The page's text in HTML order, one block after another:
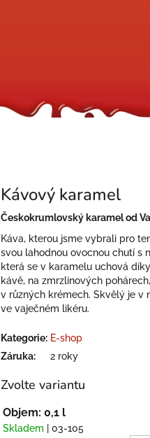
Kávový karamel
Českokrumlovský karamel od
Káva, kterou jsme vybrali pro
svou lahodnou ovocnou chutí s
která se v karamelu uchová
kávě, na zmrzlinových
v různých krémech. Skvělý je v
ve vaječném likéru.
Kategorie: E-shop
Záruka: 2 roky
Zvolte variantu
Objem: 0,1 l
Skladem | 03-105